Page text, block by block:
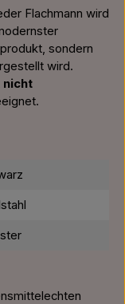
Flachmann wird
sondern
wird.
nicht